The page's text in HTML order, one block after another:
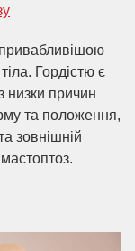
Гордістю є
низки причин
та положення,
зовнішній